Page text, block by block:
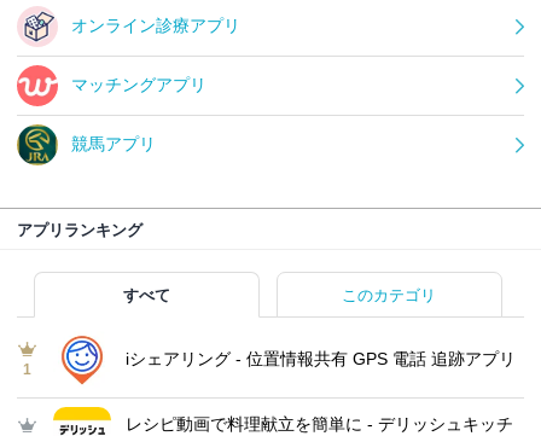
オンライン診療アプリ
マッチングアプリ
競馬アプリ
アプリランキング
すべて このカテゴリ
1
iシェアリング - 位置情報共有 GPS 電話 追跡アプリ
レシピ動画で料理献立を簡単‪に - デリッシュキッチ